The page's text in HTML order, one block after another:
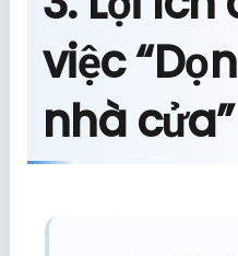
việc
nhà cửa”